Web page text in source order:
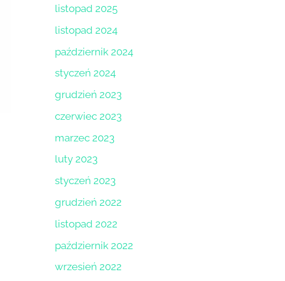
listopad 2025
listopad 2024
październik 2024
styczeń 2024
grudzień 2023
czerwiec 2023
marzec 2023
luty 2023
styczeń 2023
grudzień 2022
listopad 2022
październik 2022
wrzesień 2022